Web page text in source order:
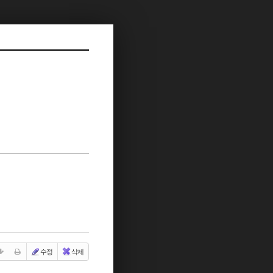
수정 삭제